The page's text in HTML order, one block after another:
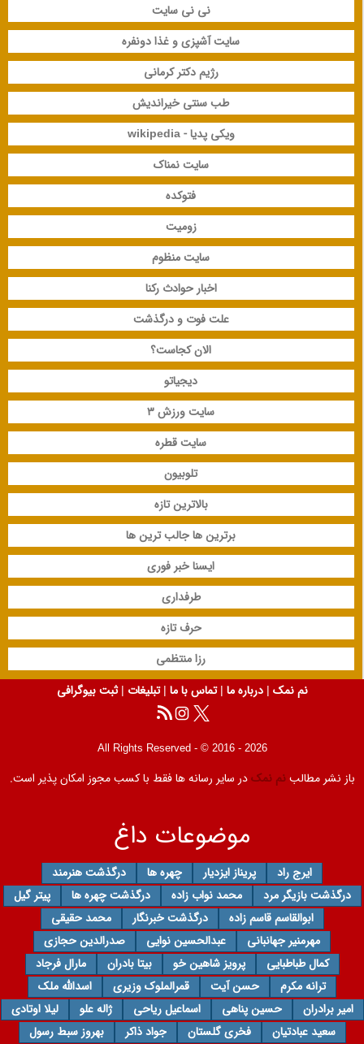
نی نی سایت
سایت آشپزی و غذا دونفره
رژیم دکتر کرمانی
طب سنتی خیراندیش
ویکی پدیا - wikipedia
سایت نمناک
فتوکده
زومیت
سایت منظوم
اخبار حوادث رکنا
علت فوت و درگذشت
الان کجاست؟
دیجیاتو
سایت ورزش 3
سایت قطره
تلوبیون
بالاترین تازه
برترین ها جالب ترین ها
ایسنا خبر فوری
طرفداری
حرف تازه
رزا منتظمی
نم نمک | درباره ما | تماس با ما | تبلیغات | ثبت بیوگرافی
All Rights Reserved - © 2016 - 2026
باز نشر مطالبنم نمکدر سایر رسانه ها فقط با کسب مجوز امکان پذیر است.
موضوعات داغ
ایرج راد پریناز ایزدیار چهره ها
درگذشت هنرمند
درگذشت بازیگر مرد
محمد نواب زاده درگذشت چهره ها
پیتر گیل
ابوالقاسم قاسم زاده
درگذشت خبرنگار
محمد حقیقی
مهرمنیر جهانبانی
عبدالحسین نوایی
صدرالدین حجازی
کمال طباطبایی
پرویز شاهین خو بیتا بادران
مارال فرجاد
ترانه مکرم
حسن آیت قمرالملوک وزیری
اسدالله ملک
امیر برادران
حسین پناهی اسماعیل ریاحی ژاله علو
لیلا اوتادی
سعید عبادتیان
فخری گلستان جواد ذاکر بهروز سبط رسول